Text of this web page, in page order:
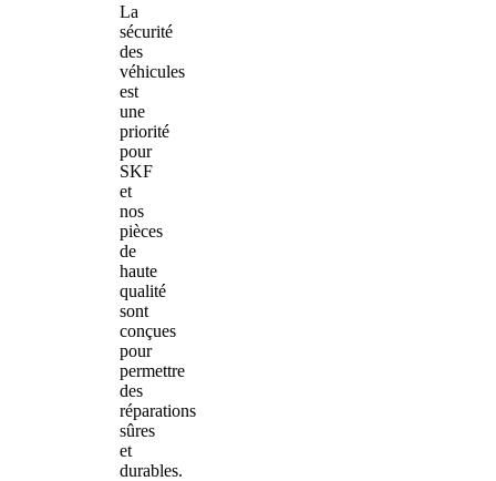
La
sécurité
des
véhicules
est
une
priorité
pour
SKF
et
nos
pièces
de
haute
qualité
sont
conçues
pour
permettre
des
réparations
sûres
et
durables.